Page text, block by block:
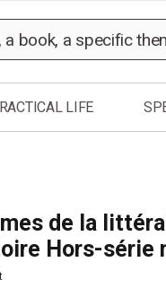
LIFE
de la
Hors-série